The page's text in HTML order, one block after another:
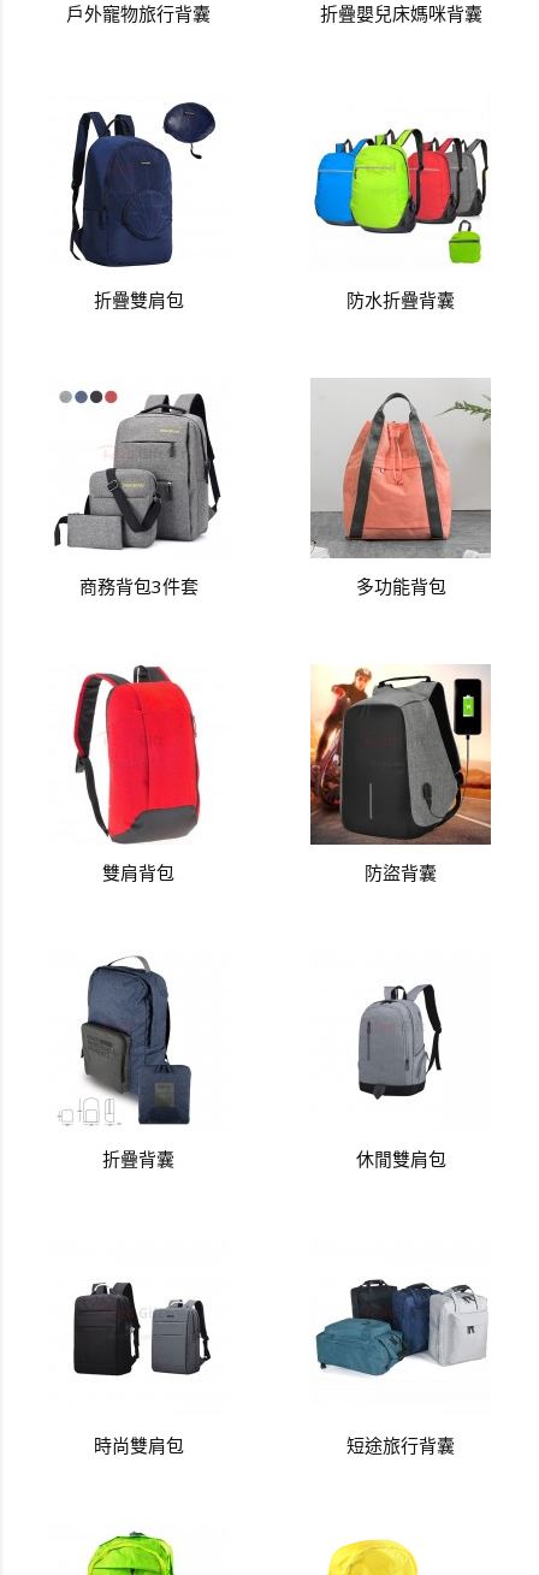
戶外寵物旅行背囊 折疊嬰兒床媽咪背囊
折疊雙肩包 防水折疊背囊
商務背包3件套 多功能背包
雙肩背包 防盜背囊
折疊背囊 休閒雙肩包
時尚雙肩包 短途旅行背囊